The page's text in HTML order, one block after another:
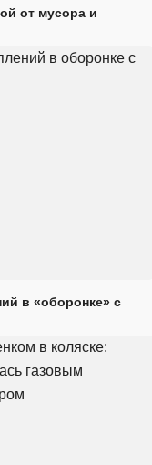
от мусора и
в «оборонке» с